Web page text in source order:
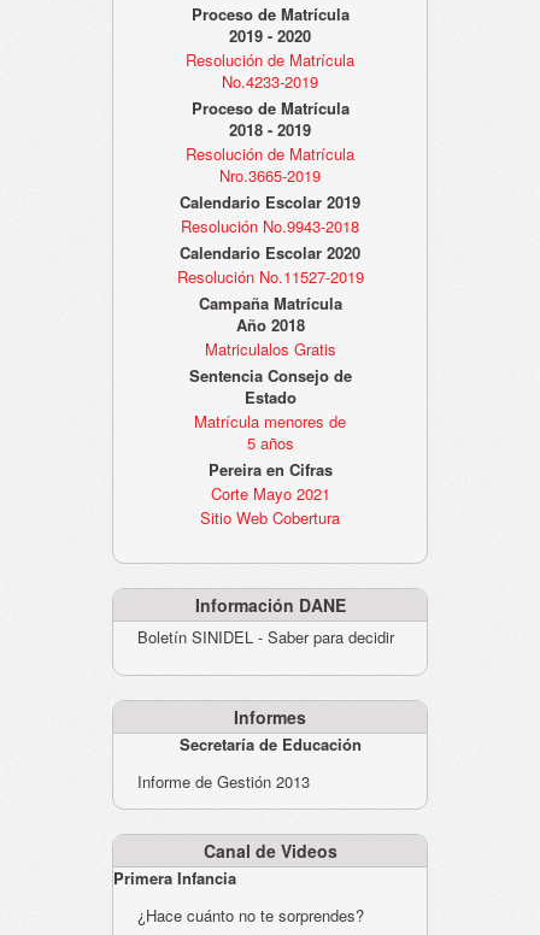
Proceso de Matrícula
2019 - 2020
Resolución de Matrícula
No.4233-2019
Proceso de Matrícula
2018 - 2019
Resolución de Matrícula
Nro.3665-2019
Calendario Escolar 2019
Resolución No.9943-2018
Calendario Escolar 2020
Resolución No.11527-2019
Campaña Matrícula
Año 2018
Matriculalos Gratis
Sentencia Consejo de
Estado
Matrícula menores de
5 años
Pereira en Cifras
Corte Mayo 2021
Sitio Web Cobertura
Información DANE
Boletín SINIDEL - Saber para decidir
Informes
Secretaría de Educación
Informe de Gestión 2013
Canal de Videos
Primera Infancia
¿Hace cuánto no te sorprendes?